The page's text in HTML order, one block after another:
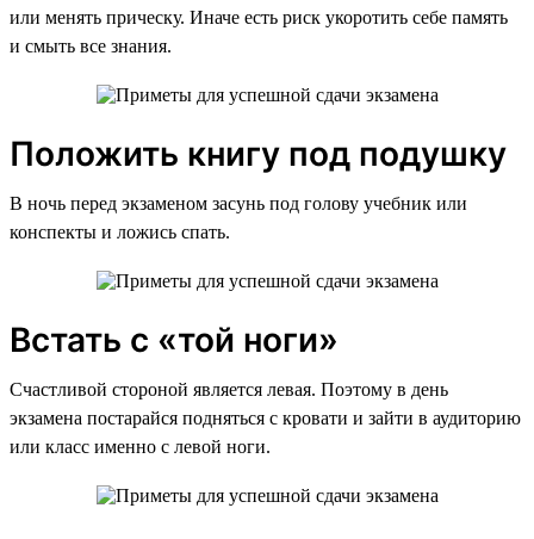
или менять прическу. Иначе есть риск укоротить себе память
и смыть все знания.
Положить книгу под подушку
В ночь перед экзаменом засунь под голову учебник или
конспекты и ложись спать.
Встать с «той ноги»
Счастливой стороной является левая. Поэтому в день
экзамена постарайся подняться с кровати и зайти в аудиторию
или класс именно с левой ноги.